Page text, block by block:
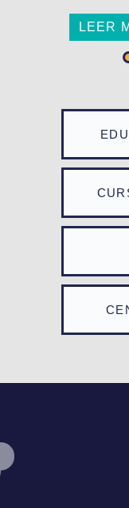
LEER